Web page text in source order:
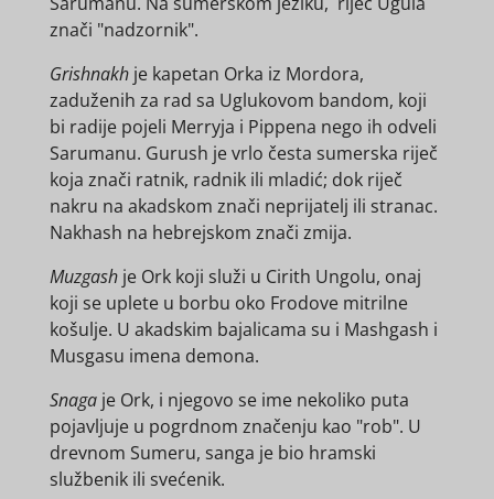
znači "nadzornik".
Grishnakhje kapetan Orka iz Mordora,
zaduženih za rad sa Uglukovom bandom, koji
bi radije pojeli Merryja i Pippena nego ih odveli
Sarumanu. Gurush je vrlo česta sumerska riječ
koja znači ratnik, radnik ili mladić; dok riječ
nakru na akadskom znači neprijatelj ili stranac.
Nakhash na hebrejskom znači zmija.
Muzgashje Ork koji služi u Cirith Ungolu, onaj
koji se uplete u borbu oko Frodove mitrilne
košulje. U akadskim bajalicama su i Mashgash i
Musgasu imena demona.
Snagaje Ork, i njegovo se ime nekoliko puta
pojavljuje u pogrdnom značenju kao "rob". U
drevnom Sumeru, sanga je bio hramski
službenik ili svećenik.